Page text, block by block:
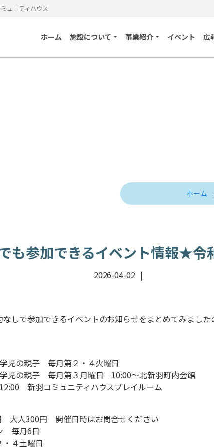
ュニティハウス
ホーム 施設について 事業紹介 イベント 広
ホーム
も参加できるイベント情報★令
2026-04-02
しで参加できるイベントのお知らせをまとめてみました
児の親子 毎月第２・４火曜日
児の親子 毎月第３月曜日 10:00～北新羽町内会館
新羽コミュニティハウスプレイルーム
人300円 開催日時はお問合せください
毎月6日
４土曜日